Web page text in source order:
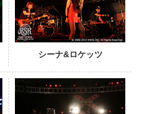
シーナ&ロケッツ